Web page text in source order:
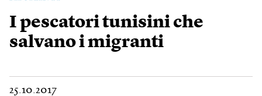
I pescatori tunisini che
salvano i migranti
25.10.2017